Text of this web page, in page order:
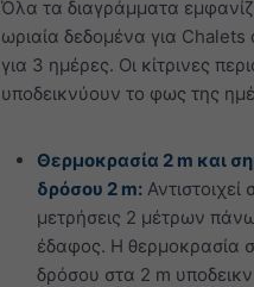
Όλα τα διαγράμματα
ωριαία δεδομένα για
για 3 ημέρες. Οι κίτρινες
υποδεικνύουν το φως της
Θερμοκρασία 2 m και
δρόσου 2 m: Αντιστοιχεί
μετρήσεις 2 μέτρων
έδαφος. Η θερμοκρασία
δρόσου στα 2 m